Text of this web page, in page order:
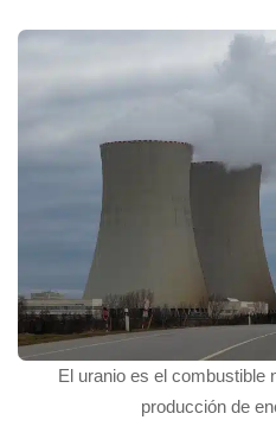
El uranio es el combustible
producción de